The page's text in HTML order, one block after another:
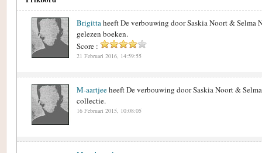
Brigitta heeft De verbouwing door Saskia Noort & Selma
gelezen boeken.
Score :
21 Februari 2016, 14:59:55
M-aartjeeheeft De verbouwing door Saskia Noort &
collectie.
16 Februari 2015, 10:08:05